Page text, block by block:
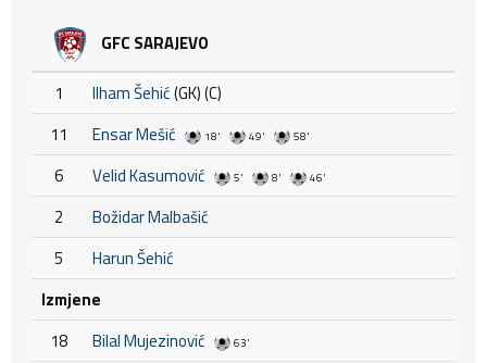
GFC SARAJEVO
1 Ilham Šehić(GK) (C)
11
Ensar Mešić 18' 49' 58'
6 Velid Kasumović 5' 8' 46'
2
Božidar Malbašić
5
Harun Šehić
Izmjene
18
Bilal Mujezinović 63'